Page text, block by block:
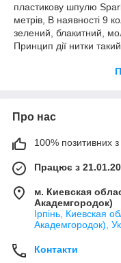
пластикову шпулю
метрів, В наявності 9
зелений, блакитний,
Принцип дії нитки
також можна
прикраси і т. д.
Про нас
100% позитивних з
Працює з
м. Киевская
Академгородок)
Ірпінь, Киевская
Академгородок),
Контакти